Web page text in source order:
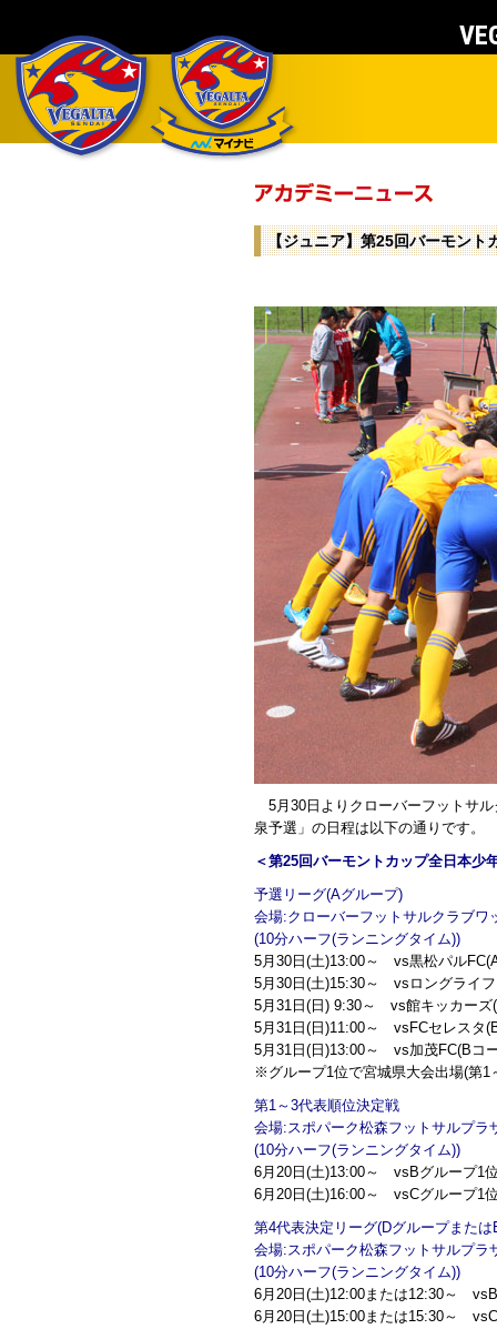
【ジュニア】第25回バーモント
5月30日よりクローバーフットサ
泉予選」の日程は以下の通りです。
＜第25回バーモントカップ全日本少
予選リーグ(Aグループ)
会場:クローバーフットサルクラブワ
(10分ハーフ(ランニングタイム))
5月30日(土)13:00～ vs黒松パル
5月30日(土)15:30～ vsロングライ
5月31日(日) 9:30～ vs館キッカーズ
5月31日(日)11:00～ vsFCセレスタ
5月31日(日)13:00～ vs加茂FC(Bコ
※グループ1位で宮城県大会出場(第1
第1～3代表順位決定戦
会場:スポパーク松森フットサルプラ
(10分ハーフ(ランニングタイム))
6月20日(土)13:00～ vsBグループ1
6月20日(土)16:00～ vsCグループ1
第4代表決定リーグ(Dグループまたは
会場:スポパーク松森フットサルプラ
(10分ハーフ(ランニングタイム))
6月20日(土)12:00または12:30～
6月20日(土)15:00または15:30～